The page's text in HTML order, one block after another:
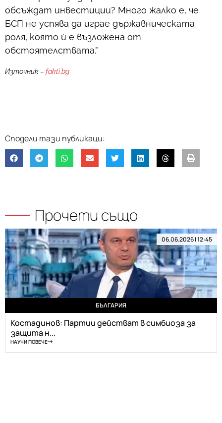
обсъждат инвестиции? Много жалко е, че
БСП не успява да играе държавническата
роля, която ѝ е възложена от
обстоятелствата.”
Източник – fakti.bg
Прочети също
06.06.2026 | 12:45
БЪЛГАРИЯ
Костадинов: Партии действат в симбиоза за
защита н...
НАУЧИ ПОВЕЧЕ